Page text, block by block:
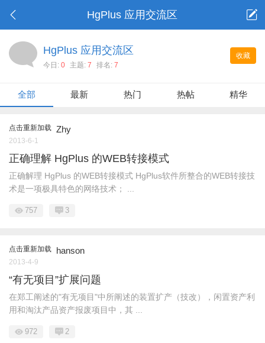
HgPlus 应用交流区
收藏
HgPlus 应用交流区
今日: 0 主题: 7 排名: 7
全部 最新 热门 热帖 精华
点击重新加载 Zhy
2013-6-1
正确理解 HgPlus 的WEB转接模式
正确解理 HgPlus 的WEB转接模式 HgPlus软件所整合的WEB转接技
术是一项极具特色的网络技术； ...
757 3
点击重新加载 hanson
2013-4-9
“有无项目”扩展问题
在郑工阐述的"有无项目"中所阐述的装置扩产（技改），闲置资产利
用和淘汰产品资产报废项目中，其 ...
972 2